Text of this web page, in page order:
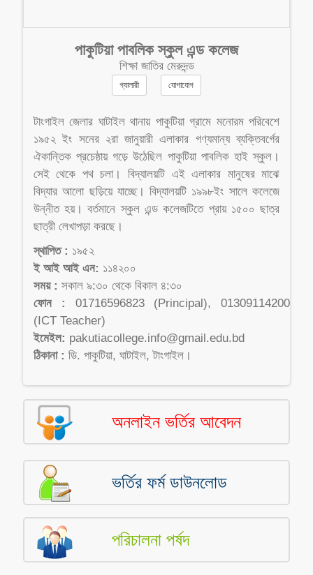
পাকুটিয়া পাবলিক স্কুল এন্ড কলেজ
শিক্ষা জাতির মেরুদন্ড
গ্যালারী যোগাযোগ
টাংগাইল জেলার ঘাটাইল থানায় পাকুটিয়া গ্রামে মনোরম পরিবেশে
১৯৫২ ইং সনের ২রা জানুয়ারী এলাকার গণ্যমান্য ব্যক্তিবর্গের
ঐকান্তিক প্রচেষ্ঠায় গড়ে উঠেছিল পাকুটিয়া পাবলিক হাই স্কুল।
সেই থেকে পথ চলা। বিদ্যালয়টি এই এলাকার মানুষের মাঝে
বিদ্যার আলো ছড়িয়ে যাচ্ছে। বিদ্যালয়টি ১৯৯৮ইং সালে কলেজে
উন্নীত হয়। বর্তমানে স্কুল এন্ড কলেজটিতে প্রায় ১৫০০ ছাত্র
ছাত্রী লেখাপড়া করছে।
স্থাপিত : ১৯৫২
ই আই আই এন: ১১৪২০০
সময় : সকাল ৯:৩০ থেকে বিকাল ৪:৩০
ফোন : 01716596823 (Principal), 01309114200
(ICT Teacher)
ইমেইল: pakutiacollege.info@gmail.edu.bd
ঠিকানা : ডি. পাকুটিয়া, ঘাটাইল, টাংগাইল।
অনলাইন ভর্তির আবেদন
ভর্তির ফর্ম ডাউনলোড
পরিচালনা পর্ষদ